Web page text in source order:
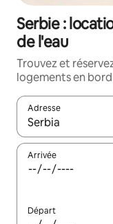
Serbie :
de l'eau
Trouvez et
logements en
Adresse
Lorsque les
Arrivée
Départ